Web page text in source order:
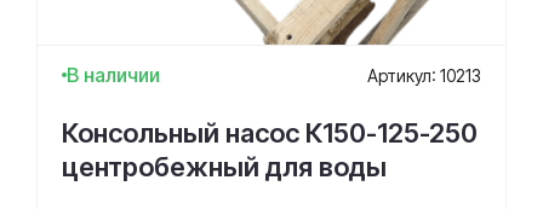
В наличии Артикул: 10213
Консольный насос К150-125-250
центробежный для воды